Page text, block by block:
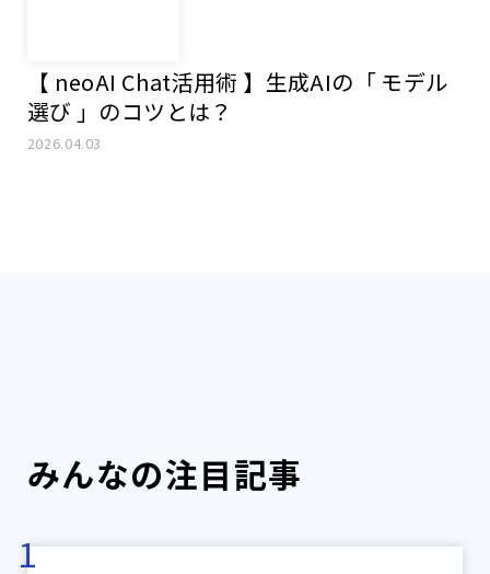
【 neoAI Chat活用術 】生成AIの「 モデル
選び 」のコツとは？
2026.04.03
みんなの注目記事